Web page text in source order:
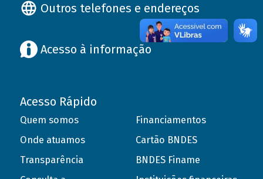
Outros telefones e endereços
Acesso à informação
Acesso Rápido
Quem somos
Onde atuamos
Transparência
Financiamentos
Cartão BNDES
BNDES Finame